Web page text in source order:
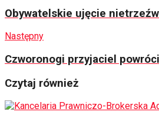
Obywatelskie ujęcie
Następny
Czworonogi przyjaciel
Czytaj również